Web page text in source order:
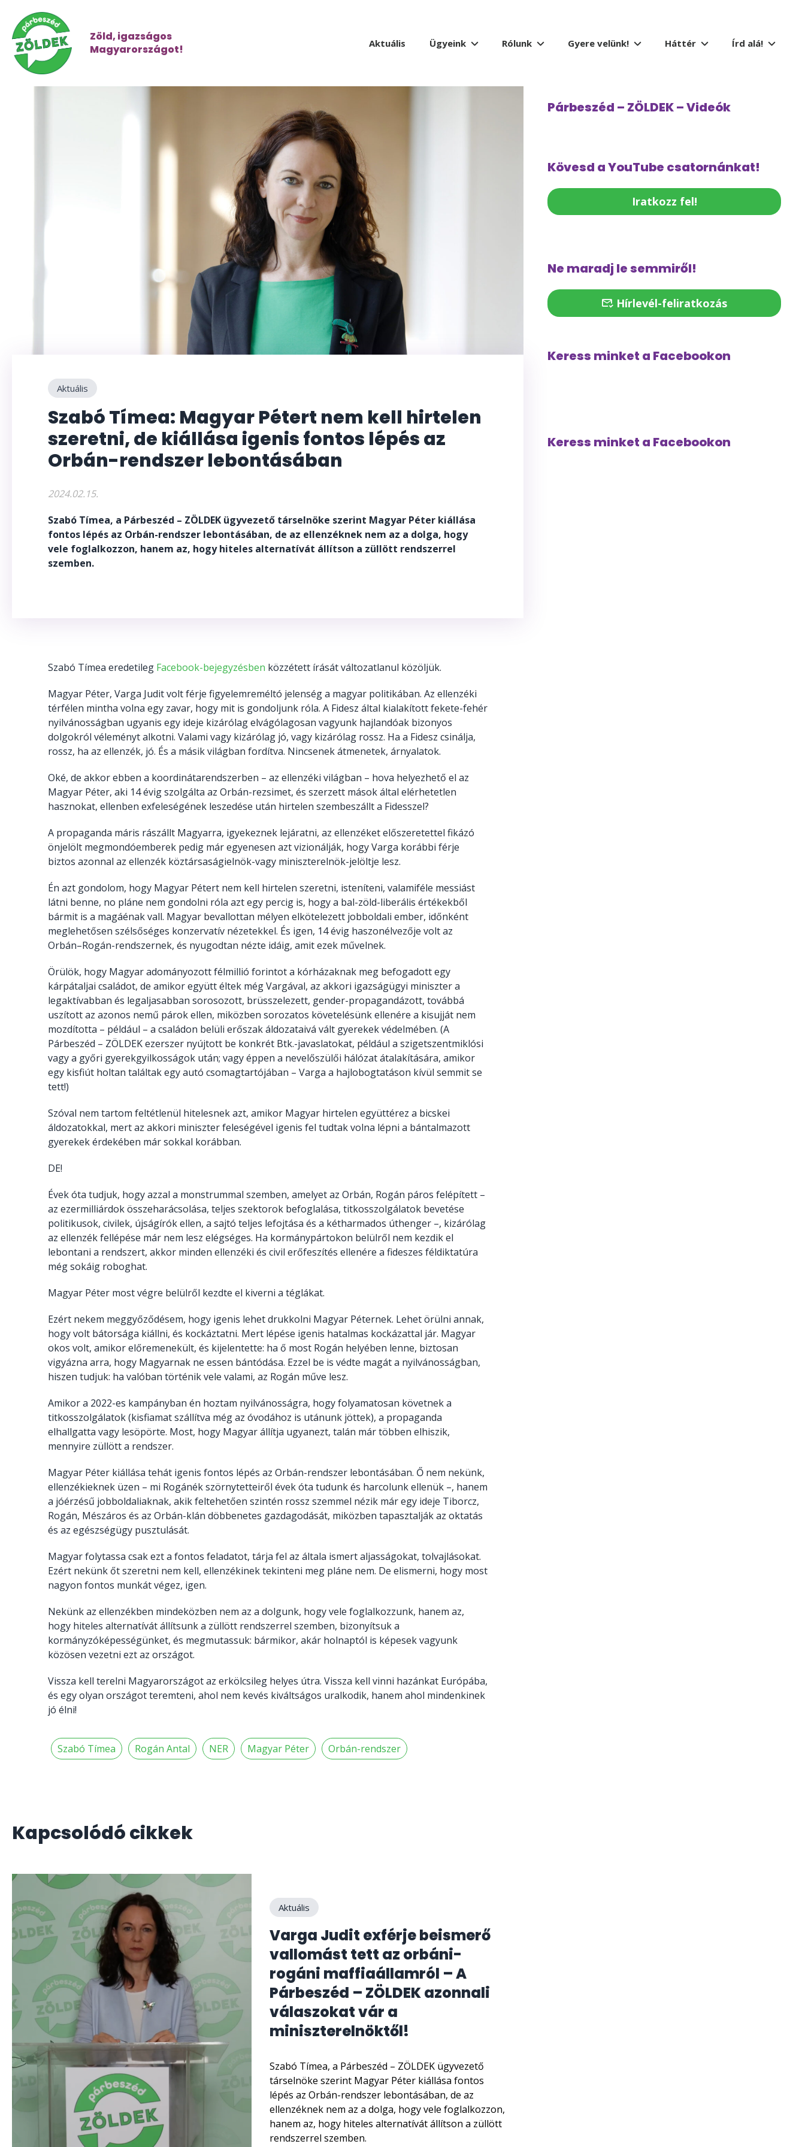
Zöld, igazságos
Magyarországot!
Aktuális Ügyeink Rólunk Gyere velünk! Háttér Írd alá!
Aktuális
Szabó Tímea: Magyar Pétert nem kell hirtelen
szeretni, de kiállása igenis fontos lépés az
Orbán-rendszer lebontásában
2024.02.15.
Szabó Tímea, a Párbeszéd – ZÖLDEK ügyvezető társelnöke szerint Magyar Péter kiállása
fontos lépés az Orbán-rendszer lebontásában, de az ellenzéknek nem az a dolga, hogy
vele foglalkozzon, hanem az, hogy hiteles alternatívát állítson a züllött rendszerrel
szemben.
Szabó Tímea eredetileg Facebook-bejegyzésben közzétett írását változatlanul közöljük.
Magyar Péter, Varga Judit volt férje figyelemreméltó jelenség a magyar politikában. Az ellenzéki
térfélen mintha volna egy zavar, hogy mit is gondoljunk róla. A Fidesz által kialakított fekete-fehér
nyilvánosságban ugyanis egy ideje kizárólag elvágólagosan vagyunk hajlandóak bizonyos
dolgokról véleményt alkotni. Valami vagy kizárólag jó, vagy kizárólag rossz. Ha a Fidesz csinálja,
rossz, ha az ellenzék, jó. És a másik világban fordítva. Nincsenek átmenetek, árnyalatok.
Oké, de akkor ebben a koordinátarendszerben – az ellenzéki világban – hova helyezhető el az
Magyar Péter, aki 14 évig szolgálta az Orbán-rezsimet, és szerzett mások által elérhetetlen
hasznokat, ellenben exfeleségének leszedése után hirtelen szembeszállt a Fidesszel?
A propaganda máris rászállt Magyarra, igyekeznek lejáratni, az ellenzéket előszeretettel fikázó
önjelölt megmondóemberek pedig már egyenesen azt vizionálják, hogy Varga korábbi férje
biztos azonnal az ellenzék köztársaságielnök-vagy miniszterelnök-jelöltje lesz.
Én azt gondolom, hogy Magyar Pétert nem kell hirtelen szeretni, isteníteni, valamiféle messiást
látni benne, no pláne nem gondolni róla azt egy percig is, hogy a bal-zöld-liberális értékekből
bármit is a magáénak vall. Magyar bevallottan mélyen elkötelezett jobboldali ember, időnként
meglehetősen szélsőséges konzervatív nézetekkel. És igen, 14 évig haszonélvezője volt az
Orbán–Rogán-rendszernek, és nyugodtan nézte idáig, amit ezek művelnek.
Örülök, hogy Magyar adományozott félmillió forintot a kórházaknak meg befogadott egy
kárpátaljai családot, de amikor együtt éltek még Vargával, az akkori igazságügyi miniszter a
legaktívabban és legaljasabban sorosozott, brüsszelezett, gender-propagandázott, továbbá
uszított az azonos nemű párok ellen, miközben sorozatos követelésünk ellenére a kisujját nem
mozdította – például – a családon belüli erőszak áldozataivá vált gyerekek védelmében. (A
Párbeszéd – ZÖLDEK ezerszer nyújtott be konkrét Btk.-javaslatokat, például a szigetszentmiklósi
vagy a győri gyerekgyilkosságok után; vagy éppen a nevelőszülői hálózat átalakítására, amikor
egy kisfiút holtan találtak egy autó csomagtartójában – Varga a hajlobogtatáson kívül semmit se
tett!)
Szóval nem tartom feltétlenül hitelesnek azt, amikor Magyar hirtelen együttérez a bicskei
áldozatokkal, mert az akkori miniszter feleségével igenis fel tudtak volna lépni a bántalmazott
gyerekek érdekében már sokkal korábban.
DE!
Évek óta tudjuk, hogy azzal a monstrummal szemben, amelyet az Orbán, Rogán páros felépített –
az ezermilliárdok összeharácsolása, teljes szektorok befoglalása, titkosszolgálatok bevetése
politikusok, civilek, újságírók ellen, a sajtó teljes lefojtása és a kétharmados úthenger –, kizárólag
az ellenzék fellépése már nem lesz elégséges. Ha kormánypártokon belülről nem kezdik el
lebontani a rendszert, akkor minden ellenzéki és civil erőfeszítés ellenére a fideszes féldiktatúra
még sokáig roboghat.
Magyar Péter most végre belülről kezdte el kiverni a téglákat.
Ezért nekem meggyőződésem, hogy igenis lehet drukkolni Magyar Péternek. Lehet örülni annak,
hogy volt bátorsága kiállni, és kockáztatni. Mert lépése igenis hatalmas kockázattal jár. Magyar
okos volt, amikor előremenekült, és kijelentette: ha ő most Rogán helyében lenne, biztosan
vigyázna arra, hogy Magyarnak ne essen bántódása. Ezzel be is védte magát a nyilvánosságban,
hiszen tudjuk: ha valóban történik vele valami, az Rogán műve lesz.
Amikor a 2022-es kampányban én hoztam nyilvánosságra, hogy folyamatosan követnek a
titkosszolgálatok (kisfiamat szállítva még az óvodához is utánunk jöttek), a propaganda
elhallgatta vagy lesöpörte. Most, hogy Magyar állítja ugyanezt, talán már többen elhiszik,
mennyire züllött a rendszer.
Magyar Péter kiállása tehát igenis fontos lépés az Orbán-rendszer lebontásában. Ő nem nekünk,
ellenzékieknek üzen – mi Rogánék szörnytetteiről évek óta tudunk és harcolunk ellenük –, hanem
a jóérzésű jobboldaliaknak, akik feltehetően szintén rossz szemmel nézik már egy ideje Tiborcz,
Rogán, Mészáros és az Orbán-klán döbbenetes gazdagodását, miközben tapasztalják az oktatás
és az egészségügy pusztulását.
Magyar folytassa csak ezt a fontos feladatot, tárja fel az általa ismert aljasságokat, tolvajlásokat.
Ezért nekünk őt szeretni nem kell, ellenzékinek tekinteni meg pláne nem. De elismerni, hogy most
nagyon fontos munkát végez, igen.
Nekünk az ellenzékben mindeközben nem az a dolgunk, hogy vele foglalkozzunk, hanem az,
hogy hiteles alternatívát állítsunk a züllött rendszerrel szemben, bizonyítsuk a
kormányzóképességünket, és megmutassuk: bármikor, akár holnaptól is képesek vagyunk
közösen vezetni ezt az országot.
Vissza kell terelni Magyarországot az erkölcsileg helyes útra. Vissza kell vinni hazánkat Európába,
és egy olyan országot teremteni, ahol nem kevés kiváltságos uralkodik, hanem ahol mindenkinek
jó élni!
Szabó Tímea Rogán Antal NER Magyar Péter Orbán-rendszer
Kapcsolódó cikkek
Aktuális
Varga Judit exférje beismerő
vallomást tett az orbáni-
rogáni maffiaállamról – A
Párbeszéd – ZÖLDEK azonnali
válaszokat vár a
miniszterelnöktől!
Szabó Tímea, a Párbeszéd – ZÖLDEK ügyvezető
társelnöke szerint Magyar Péter kiállása fontos
lépés az Orbán-rendszer lebontásában, de az
ellenzéknek nem az a dolga, hogy vele foglalkozzon,
hanem az, hogy hiteles alternatívát állítson a züllött
rendszerrel szemben.
Párbeszéd – ZÖLDEK – Videók
Kövesd a YouTube csatornánkat!
Iratkozz fel!
Ne maradj le semmiről!
Hírlevél-feliratkozás
Keress minket a Facebookon
Keress minket a Facebookon